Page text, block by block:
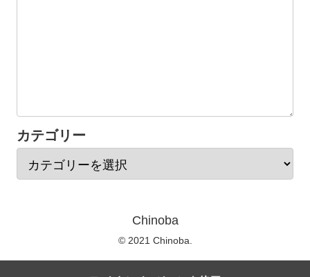
カテゴリー
Chinoba
© 2021 Chinoba.